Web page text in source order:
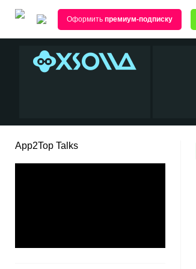
Оформить премиум-подписку
App2Top Talks